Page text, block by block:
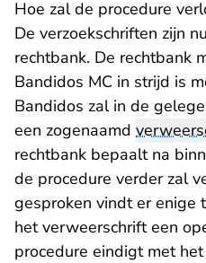
Hoe zal de procedure
De verzoekschriften zijn
rechtbank. De rechtbank
Bandidos MC in strijd is
Bandidos zal in de
een zogenaamd
rechtbank bepaalt na
de procedure verder zal
gesproken vindt er enige
het verweerschrift een
procedure eindigt met